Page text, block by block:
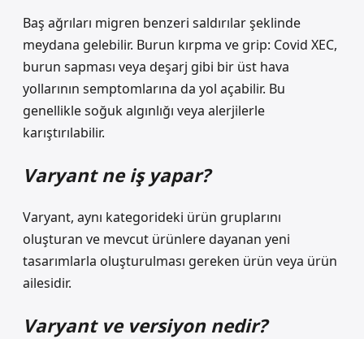
Baş ağrıları migren benzeri saldırılar şeklinde
meydana gelebilir. Burun kırpma ve grip: Covid XEC,
burun sapması veya deşarj gibi bir üst hava
yollarının semptomlarına da yol açabilir. Bu
genellikle soğuk algınlığı veya alerjilerle
karıştırılabilir.
Varyant ne iş yapar?
Varyant, aynı kategorideki ürün gruplarını
oluşturan ve mevcut ürünlere dayanan yeni
tasarımlarla oluşturulması gereken ürün veya ürün
ailesidir.
Varyant ve versiyon nedir?